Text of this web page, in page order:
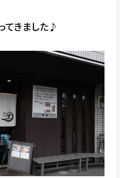
てきました♪